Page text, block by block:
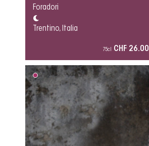
Foradori
Trentino, Italia
75cl CHF 26.00